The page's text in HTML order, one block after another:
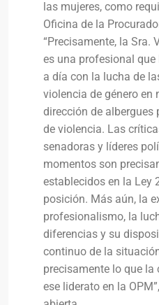
las mujeres, como
Oficina de la
“Precisamente, la Sra.
es una profesional
a día con la lucha de
violencia de género en
dirección de
de violencia. Las
senadoras y líderes
momentos son
establecidos en la Ley
posición. Más aún, la
profesionalismo, la
diferencias y su
continuo de la
precisamente lo que
ese liderato en la